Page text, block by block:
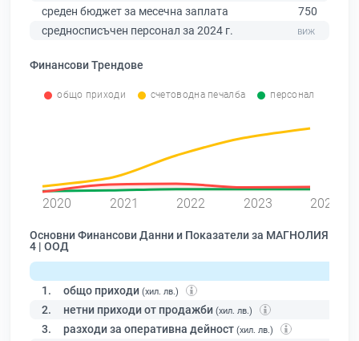
среден бюджет за месечна заплата
750
средносписъчен персонал за 2024 г.
Финансови Трендове
общо приходи счетоводна печалба персонал
2020 2021 2022 2023 2024
Основни Финансови Данни и Показатели за МАГНОЛИЯ
4 | ООД
1. общо приходи (хил. лв.)
2. нетни приходи от продажби (хил. лв.)
3. разходи за оперативна дейност (хил. лв.)